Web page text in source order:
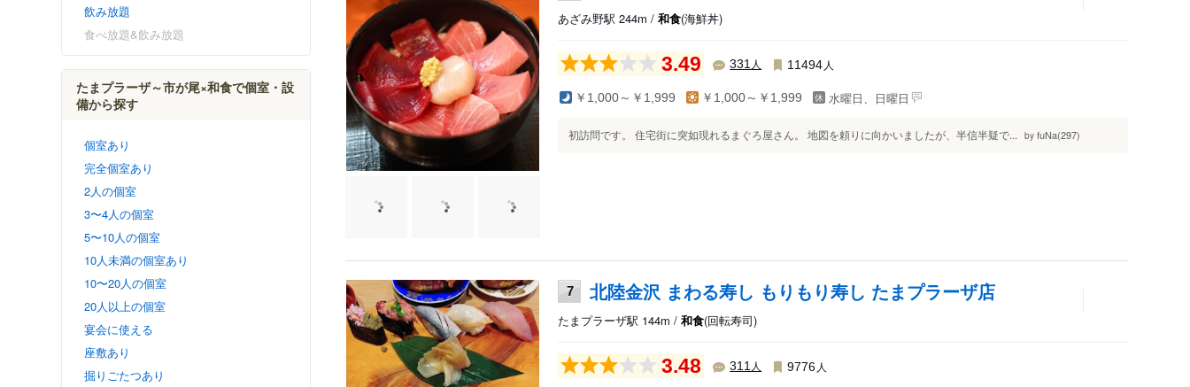
飲み放題
食べ放題&飲み放題
たまプラーザ～市が尾×和食で個室・設
備から探す
個室あり
完全個室あり
2人の個室
3〜4人の個室
5〜10人の個室
10人未満の個室あり
10〜20人の個室
20人以上の個室
宴会に使える
座敷あり
掘りごたつあり
あざみ野駅 244m / 和食(海鮮丼)
3.49 331 人 11494 人
￥1,000～￥1,999 ￥1,000～￥1,999 水曜日、日曜日
初訪問です。 住宅街に突如現れるまぐろ屋さん。 地図を頼りに向かいましたが、半信半疑で... by fuNa(297)
7 北陸金沢 まわる寿し もりもり寿し たまプラーザ店
たまプラーザ駅 144m / 和食(回転寿司)
3.48 311 人 9776 人